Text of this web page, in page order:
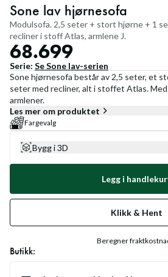
Sone lav hjørnesofa
Modulsofa. 2,5 seter + stort hjørne + 1
recliner i stoff Atlas, armlene J.
68.699
Serie: SeSone lav-serien
Sone hjørnesofa består av 2,5 seter, et
seter med recliner, alt i stoffet Atlas.
armlener.
Les mer om produktet
Fargevalg
Bygg i 3D
Legg i
Klikk & Hent
Beregner
Butikk: